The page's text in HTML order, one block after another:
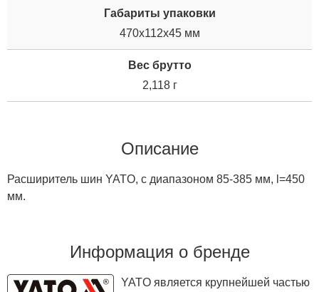
Габариты упаковки
470x112x45 мм
Вес брутто
2,118 г
Описание
Расширитель шин YATO, с диапазоном 85-385 мм, l=450
мм.
Информация о бренде
YATO является крупнейшей частью